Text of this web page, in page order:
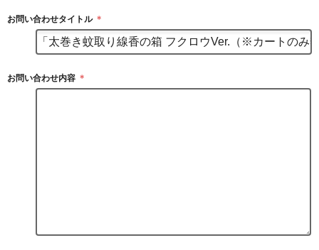
お問い合わせタイトル ＊
お問い合わせ内容 ＊